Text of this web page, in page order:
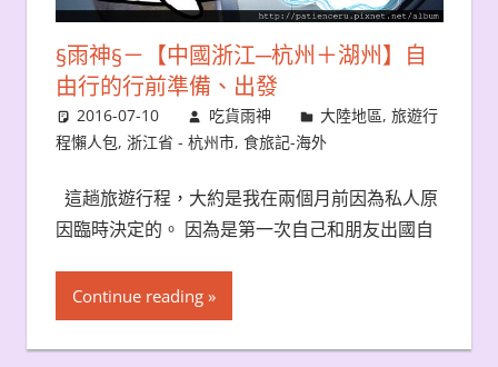
§雨神§－【中國浙江─杭州＋湖州】自
由行的行前準備、出發
2016-07-10 吃貨雨神 大陸地區,旅遊行
程懶人包, 浙江省 - 杭州市, 食旅記-海外
這趟旅遊行程，大約是我在兩個月前因為私人原
因臨時決定的。 因為是第一次自己和朋友出國自
Continue reading